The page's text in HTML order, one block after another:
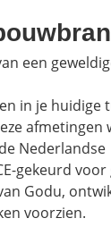
een
in je huidige
afmetingen
Nederlandse
gekeurd
Godu,
voorzien.